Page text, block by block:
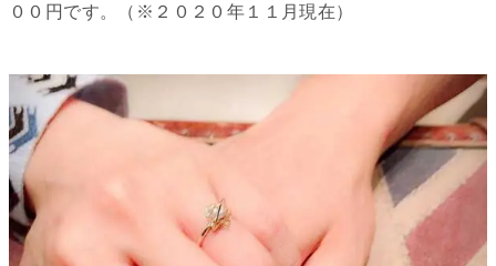
００円です。（※２０２０年１１月現在）